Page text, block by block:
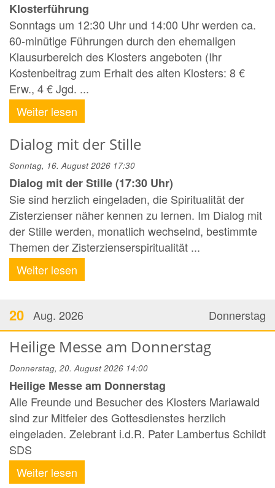
Klosterführung
Sonntags um 12:30 Uhr und 14:00 Uhr werden ca.
60-minütige Führungen durch den ehemaligen
Klausurbereich des Klosters angeboten (Ihr
Kostenbeitrag zum Erhalt des alten Klosters: 8 €
Erw., 4 € Jgd. ...
Weiter lesen
Dialog mit der Stille
Sonntag, 16. August 2026 17:30
Dialog mit der Stille (17:30 Uhr)
Sie sind herzlich eingeladen, die Spiritualität der
Zisterzienser näher kennen zu lernen. Im Dialog mit
der Stille werden, monatlich wechselnd, bestimmte
Themen der Zisterzienserspiritualität ...
Weiter lesen
Donnerstag
20 Aug. 2026
Heilige Messe am Donnerstag
Donnerstag, 20. August 2026 14:00
Heilige Messe am Donnerstag
Alle Freunde und Besucher des Klosters Mariawald
sind zur Mitfeier des Gottesdienstes herzlich
eingeladen. Zelebrant i.d.R. Pater Lambertus Schildt
SDS
Weiter lesen